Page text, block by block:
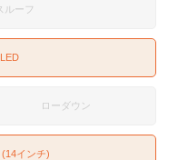
ルーフ
LED
ローダウン
インチ)